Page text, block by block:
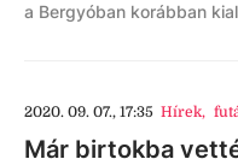
a Bergyóban korábban
2020. 09. 07., 17:35 Hírek,
Már birtokba